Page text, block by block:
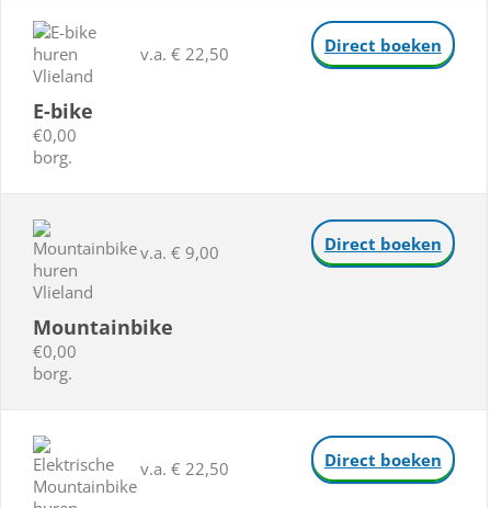
E-bike
€0,00
borg.
v.a. € 22,50 Direct boeken
Mountainbike
€0,00
borg.
v.a. € 9,00 Direct boeken
v.a. € 22,50 Direct boeken